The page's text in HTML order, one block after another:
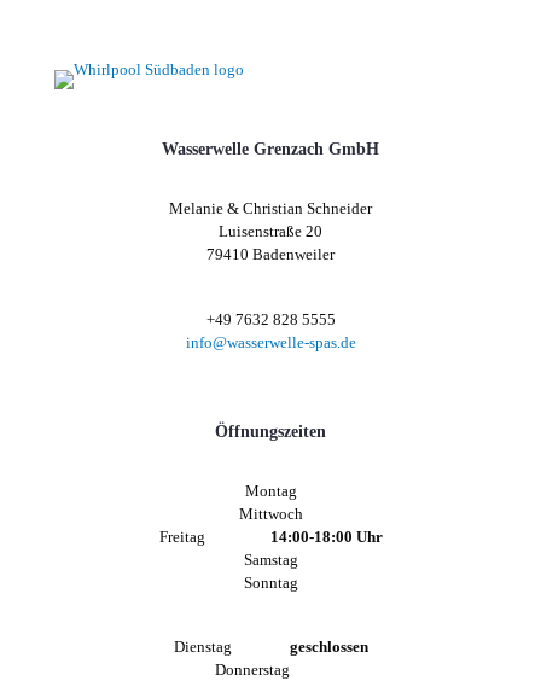
Wasserwelle Grenzach GmbH
Melanie & Christian Schneider
Luisenstraße 20
79410 Badenweiler
+49 7632 828 5555
info@wasserwelle-spas.de
Öffnungszeiten
Montag
Mittwoch
Freitag 14:00-18:00 Uhr
Samstag
Sonntag
Dienstag geschlossen
Donnerstag